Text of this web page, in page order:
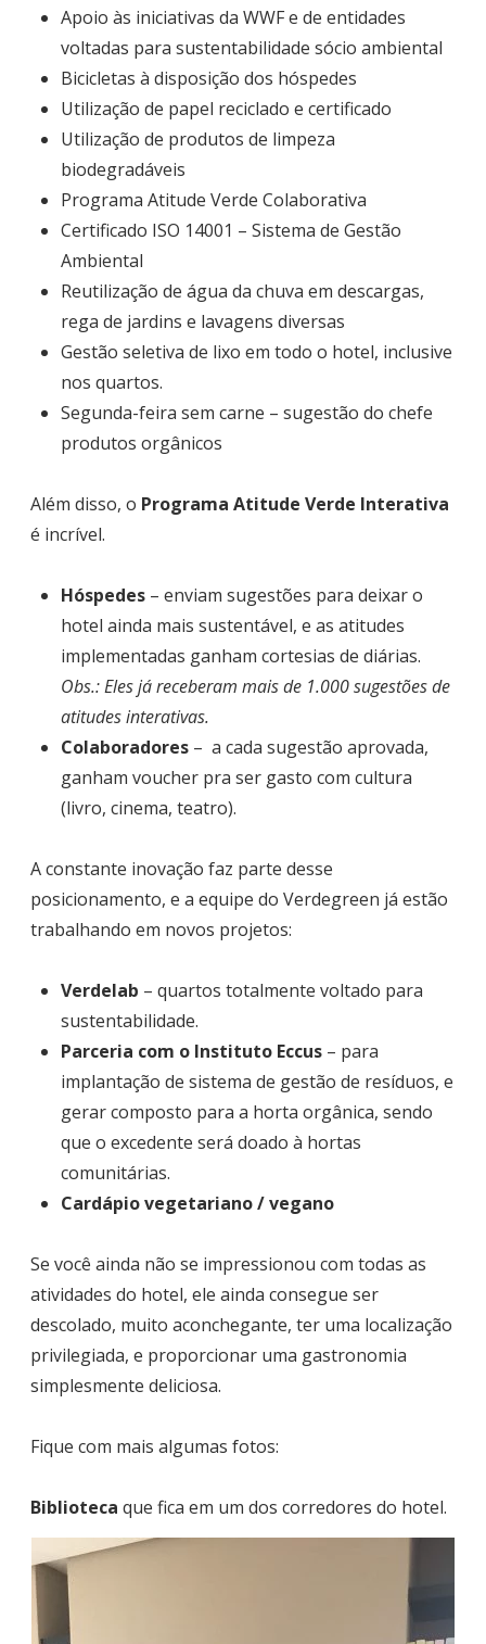
Apoio às iniciativas da WWF e de entidades
voltadas para sustentabilidade sócio ambiental
Bicicletas à disposição dos hóspedes
Utilização de papel reciclado e certificado
Utilização de produtos de limpeza
biodegradáveis
Programa Atitude Verde Colaborativa
Certificado ISO 14001 – Sistema de Gestão
Ambiental
Reutilização de água da chuva em descargas,
rega de jardins e lavagens diversas
Gestão seletiva de lixo em todo o hotel, inclusive
nos quartos.
Segunda-feira sem carne – sugestão do chefe
produtos orgânicos
Além disso, o Programa Atitude Verde Interativa
é incrível.
Hóspedes – enviam sugestões para deixar o
hotel ainda mais sustentável, e as atitudes
implementadas ganham cortesias de diárias.
Obs.: Eles já receberam mais de 1.000 sugestões de
atitudes interativas.
Colaboradores – a cada sugestão aprovada,
ganham voucher pra ser gasto com cultura
(livro, cinema, teatro).
A constante inovação faz parte desse
posicionamento, e a equipe do Verdegreen já estão
trabalhando em novos projetos:
Verdelab – quartos totalmente voltado para
sustentabilidade.
Parceria com o Instituto Eccus – para
implantação de sistema de gestão de resíduos, e
gerar composto para a horta orgânica, sendo
que o excedente será doado à hortas
comunitárias.
Cardápio vegetariano / vegano
Se você ainda não se impressionou com todas as
atividades do hotel, ele ainda consegue ser
descolado, muito aconchegante, ter uma localização
privilegiada, e proporcionar uma gastronomia
simplesmente deliciosa.
Fique com mais algumas fotos:
Biblioteca que fica em um dos corredores do hotel.